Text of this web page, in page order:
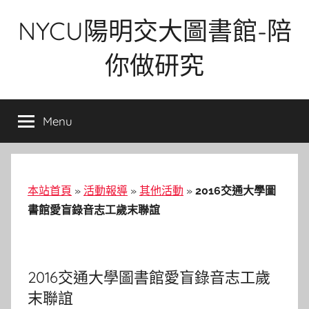
NYCU陽明交大圖書館-陪
你做研究
Menu
本站首頁 » 活動報導 » 其他活動 » 2016交通大學圖
書館愛盲錄音志工歲末聯誼
2016交通大學圖書館愛盲錄音志工歲
末聯誼